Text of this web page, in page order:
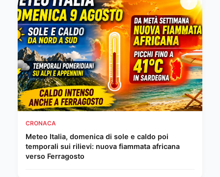
CRONACA
Meteo Italia, domenica di sole e caldo poi
temporali sui rilievi: nuova fiammata africana
verso Ferragosto